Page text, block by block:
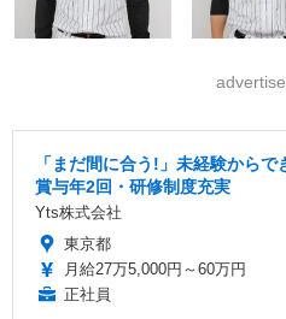
「まだ間に合う!」未経験から
賞与年2回・研修制度充実
Yts株式会社
東京都
月給27万5,000円～60万円
正社員